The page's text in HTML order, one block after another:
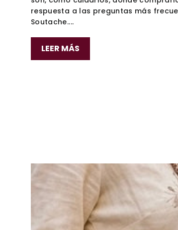
respuesta a las preguntas más
Soutache....
LEER MÁS